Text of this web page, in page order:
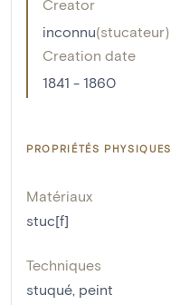
Creator
inconnu(stucateur)
Creation date
1841 - 1860
PROPRIÉTÉS PHYSIQUES
Matériaux
stuc[f]
Techniques
stuqué, peint